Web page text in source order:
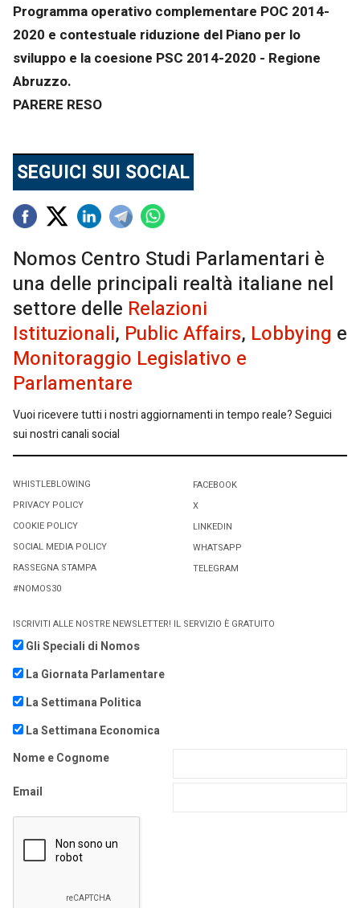
Programma operativo complementare POC 2014-
2020 e contestuale riduzione del Piano per lo
sviluppo e la coesione PSC 2014-2020 - Regione
Abruzzo.
PARERE RESO
SEGUICI SUI SOCIAL
Nomos Centro Studi Parlamentari è
una delle principali realtà italiane nel
settore delle Relazioni
Istituzionali, Public Affairs, Lobbying e
Monitoraggio Legislativo e
Parlamentare
Vuoi ricevere tutti i nostri aggiornamenti in tempo reale? Seguici
sui nostri canali social
WHISTLEBLOWING
PRIVACY POLICY
COOKIE POLICY
SOCIAL MEDIA POLICY
RASSEGNA STAMPA
#NOMOS30
FACEBOOK
X
LINKEDIN
WHATSAPP
TELEGRAM
ISCRIVITI ALLE NOSTRE NEWSLETTER! IL SERVIZIO È GRATUITO
Gli Speciali di Nomos
La Giornata Parlamentare
La Settimana Politica
La Settimana Economica
Nome e Cognome
Email